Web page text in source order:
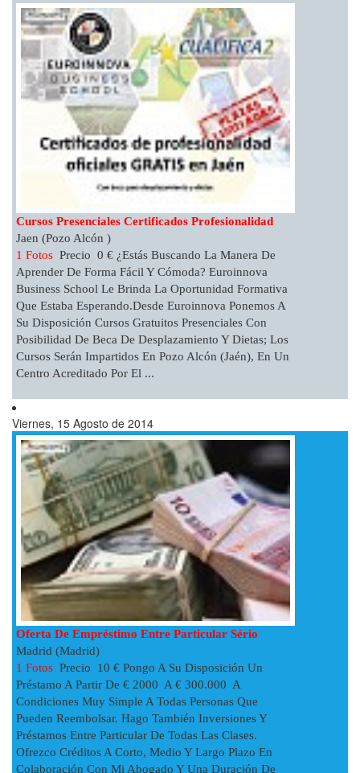
Cursos Presenciales Certificados Profesionalidad
Jaen (Pozo Alcón )
1 Fotos Precio 0 € ¿Estás Buscando La Manera De
Aprender De Forma Fácil Y Cómoda? Euroinnova
Business School Le Brinda La Oportunidad Formativa
Que Estaba Esperando.Desde Euroinnova Ponemos A
Su Disposición Cursos Gratuitos Presenciales Con
Posibilidad De Beca De Desplazamiento Y Dietas; Los
Cursos Serán Impartidos En Pozo Alcón (Jaén), En Un
Centro Acreditado Por El ...
Viernes, 15 Agosto de 2014
Oferta De Empréstimo Entre Particular Sério
Madrid (Madrid)
1 Fotos Precio 10 € Pongo A Su Disposición Un
Préstamo A Partir De € 2000 A € 300.000 A
Condiciones Muy Simple A Todas Personas Que
Pueden Reembolsar. Hago También Inversiones Y
Préstamos Entre Particular De Todas Las Clases.
Ofrezco Créditos A Corto, Medio Y Largo Plazo En
Colaboración Con Mi Abogado Y Una Duración De